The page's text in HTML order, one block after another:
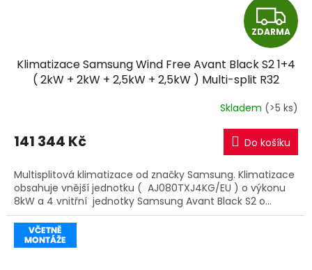
Z
D
A
R
M
A
ZDARMA
Klimatizace Samsung Wind Free Avant Black S2 1+4
( 2kW + 2kW + 2,5kW + 2,5kW ) Multi-split R32
Skladem (>5 ks)
141 344 Kč Do košíku
Multisplitová klimatizace od značky Samsung. Klimatizace
obsahuje vnější jednotku ( AJ080TXJ4KG/EU ) o výkonu
8kW a 4 vnitřní jednotky Samsung Avant Black S2 o...